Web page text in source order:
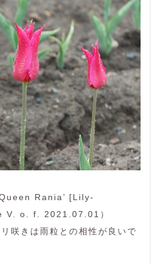
Rania’ [Lily-
V. o. f. 2021.07.01）
咲きは雨粒との相性が良いで